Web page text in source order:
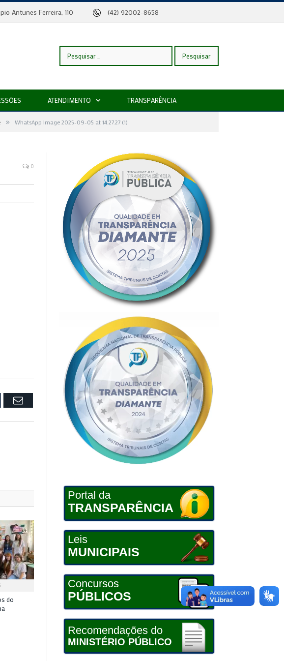
Antunes Ferreira, 110 (42) 92002-8658
Pesquisar
por:
ATENDIMENTO TRANSPARÊNCIA
» WhatsApp Image 2025-09-05 at 14.27.27 (1)
0
Email
do
Portal da
TRANSPARÊNCIA
Leis
MUNICIPAIS
Concursos
PÚBLICOS
Recomendações do
MINISTÉRIO PÚBLICO